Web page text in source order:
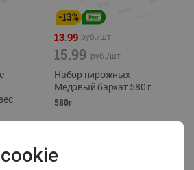
-13%
13.99 руб./шт
15.99 руб./шт
Набор пирожных
Медовый бархат 580 г
580г